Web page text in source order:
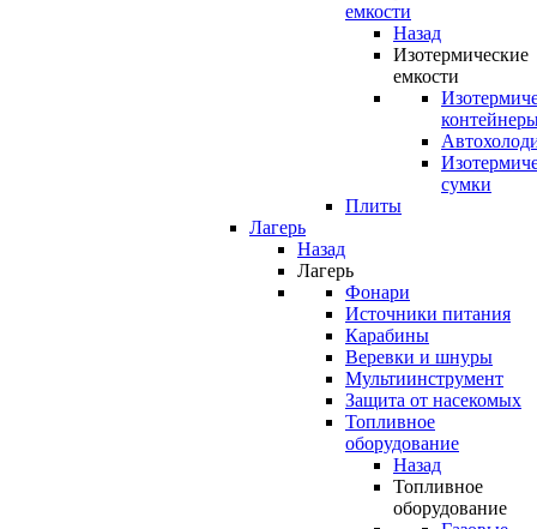
емкости
Назад
Изотермические
емкости
сумки
Плиты
Лагерь
Назад
Лагерь
Фонари
Источники питания
Карабины
Веревки и шнуры
Мультиинструмент
Защита от насекомых
Топливное
оборудование
Назад
Топливное
оборудование